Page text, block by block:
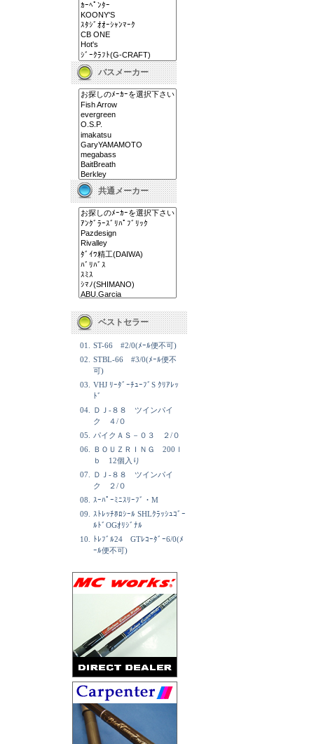
バスメーカー
共通メーカー
ベストセラー
01.
ST-66 #2/0(ﾒｰﾙ便不可)
02.
STBL-66 #3/0(ﾒｰﾙ便不
可)
03.
VHJ ﾘｰﾀﾞｰﾁｭｰﾌﾞS ｸﾘｱﾚｯ
ﾄﾞ
04.
ＤＪ-８８ ツインパイ
ク ４/０
05.
パイクＡＳ－０３ ２/０
06.
ＢＯＵＺＲＩＮＧ 200ｌ
ｂ 12個入り
07.
ＤＪ-８８ ツインパイ
ク ２/０
08.
ｽｰﾊﾟｰﾐﾆｽﾘｰﾌﾞ・M
09.
ｽﾄﾚｯﾁﾎﾛｼｰﾙ SHLｸﾗｯｼｭｺﾞｰ
ﾙﾄﾞOGｵﾘｼﾞﾅﾙ
10.
ﾄﾚﾌﾞﾙ24 GTﾚｺｰﾀﾞｰ6/0(ﾒ
ｰﾙ便不可)